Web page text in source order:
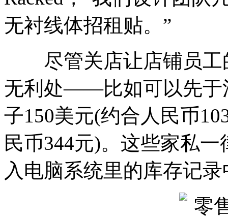
无衬线体招租贴。”
尽管关店让店铺员工
无利处——比如可以先于
子150美元(约合人民币
民币344元)。这些家私
入电脑系统里的库存记录